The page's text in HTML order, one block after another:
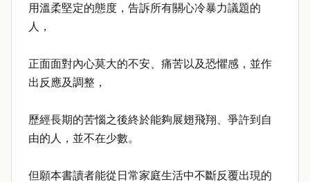
用溫柔堅定的態度，告訴所有關心冷暴力議題的
人，
正面面對內心莫大的不安、痛苦以及恐懼感，並作
出反應及調整，
歷經長期的苦惱之後終於能夠展翅飛翔、爭許到自
由的人，並不在少數。
但願本書讀者能從日常家庭生活中不斷反覆出現的